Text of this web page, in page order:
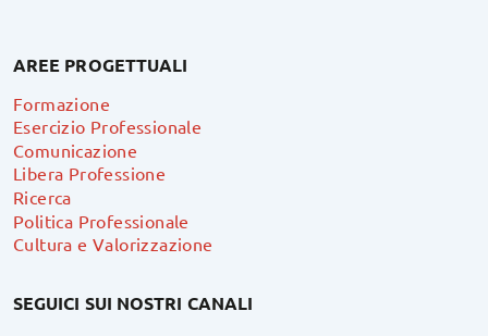
AREE PROGETTUALI
Formazione
Esercizio Professionale
Comunicazione
Libera Professione
Ricerca
Politica Professionale
Cultura e Valorizzazione
SEGUICI SUI NOSTRI CANALI